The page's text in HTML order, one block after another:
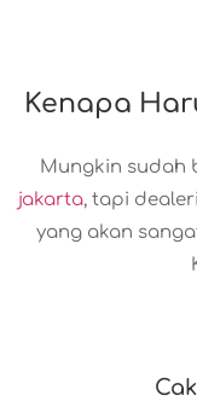
Kenapa
Mungkin sudah
jakarta, tapi
yang akan